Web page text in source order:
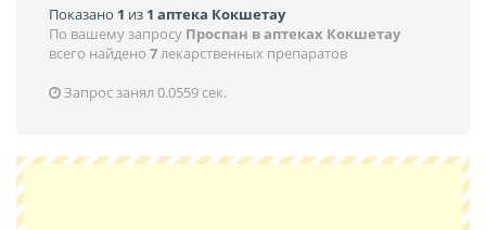
Показано 1 из 1 аптека Кокшетау
По вашему запросу Проспан в аптеках Кокшетау
всего найдено 7лекарственных препаратов
Запрос занял 0.0559 сек.